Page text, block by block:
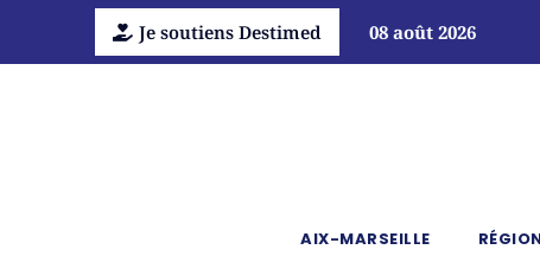
Je soutiens Destimed 08 août 2026
AIX-MARSEILLE